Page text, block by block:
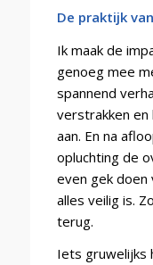
De praktijk
Ik maak de
genoeg mee
spannend
verstrakken
aan. En na
opluchting de
even gek
alles veilig is.
terug.
Iets gruwelijks